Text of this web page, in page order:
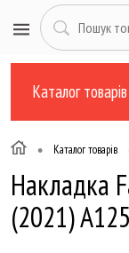
Каталог товарів
• Каталог товарів
Накладка
(2021)